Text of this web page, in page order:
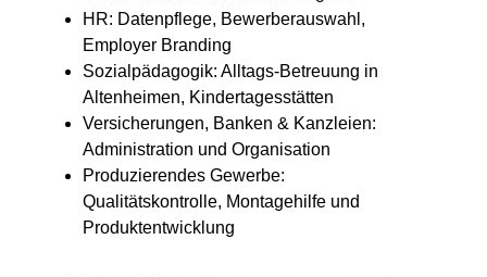
HR: Datenpflege, Bewerberauswahl,
Employer Branding
Sozialpädagogik: Alltags-Betreuung in
Altenheimen, Kindertagesstätten
Versicherungen, Banken & Kanzleien:
Administration und Organisation
Produzierendes Gewerbe:
Qualitätskontrolle, Montagehilfe und
Produktentwicklung